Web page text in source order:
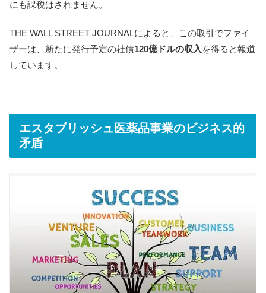
にも課税はされません。
THE WALL STREET JOURNALによると、この取引でファイ
ザーは、新たに発行予定の社債120億ドルの収入 を得ると報道
しています。
エスタブリッシュ医薬品事業のビジネス的
矛盾